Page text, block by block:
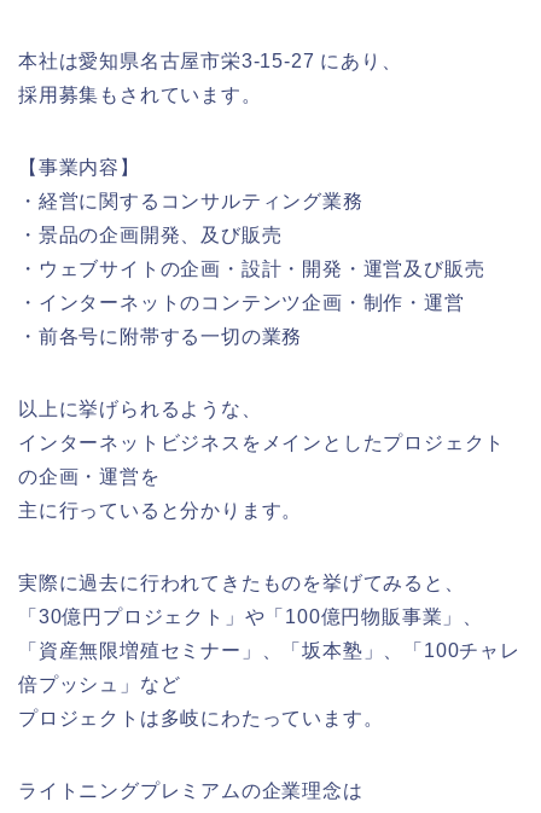
本社は愛知県名古屋市栄3-15-27 にあり、
採用募集もされています。
【事業内容】
・経営に関するコンサルティング業務
・景品の企画開発、及び販売
・ウェブサイトの企画・設計・開発・運営及び販売
・インターネットのコンテンツ企画・制作・運営
・前各号に附帯する一切の業務
以上に挙げられるような、
インターネットビジネスをメインとしたプロジェクト
の企画・運営を
主に行っていると分かります。
実際に過去に行われてきたものを挙げてみると、
「30億円プロジェクト」や「100億円物販事業」、
「資産無限増殖セミナー」、「坂本塾」、「100チャレ
倍プッシュ」など
プロジェクトは多岐にわたっています。
ライトニングプレミアムの企業理念は